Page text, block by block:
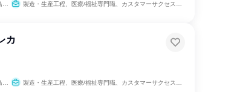
県 製造・生産工程、医療/福祉専門職、カスタマーサクセス、学術研究
カ
県 製造・生産工程、医療/福祉専門職、カスタマーサクセス、学術研究